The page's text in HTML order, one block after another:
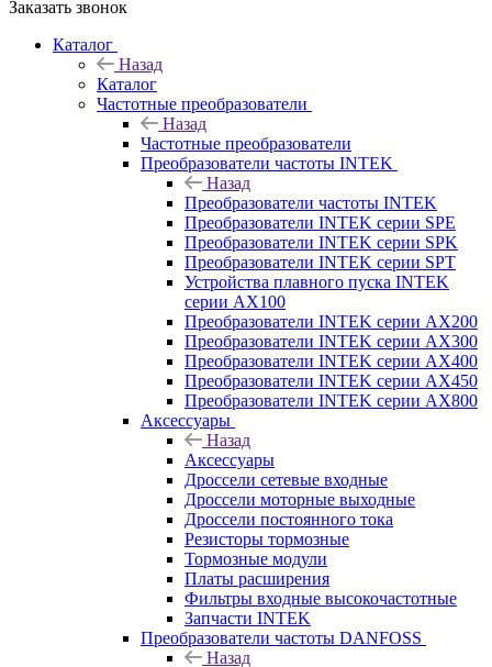
Заказать звонок
Каталог
Назад
Каталог
Частотные преобразователи
Назад
Частотные преобразователи
Преобразователи частоты INTEK
Назад
Преобразователи частоты INTEK
Преобразователи INTEK серии SPE
Преобразователи INTEK серии SPK
Преобразователи INTEK серии SPT
Устройства плавного пуска INTEK
серии AX100
Преобразователи INTEK серии AX200
Преобразователи INTEK серии AX300
Преобразователи INTEK серии AX400
Преобразователи INTEK серии AX450
Преобразователи INTEK серии AX800
Аксессуары
Назад
Аксессуары
Дроссели сетевые входные
Дроссели моторные выходные
Дроссели постоянного тока
Резисторы тормозные
Тормозные модули
Платы расширения
Фильтры входные высокочастотные
Запчасти INTEK
Преобразователи частоты DANFOSS
Назад